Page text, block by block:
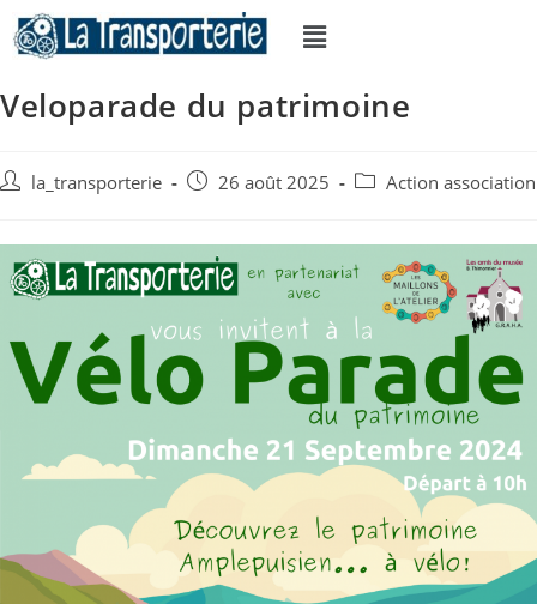
Veloparade du patrimoine
la_transporterie 26 août 2025 Action association